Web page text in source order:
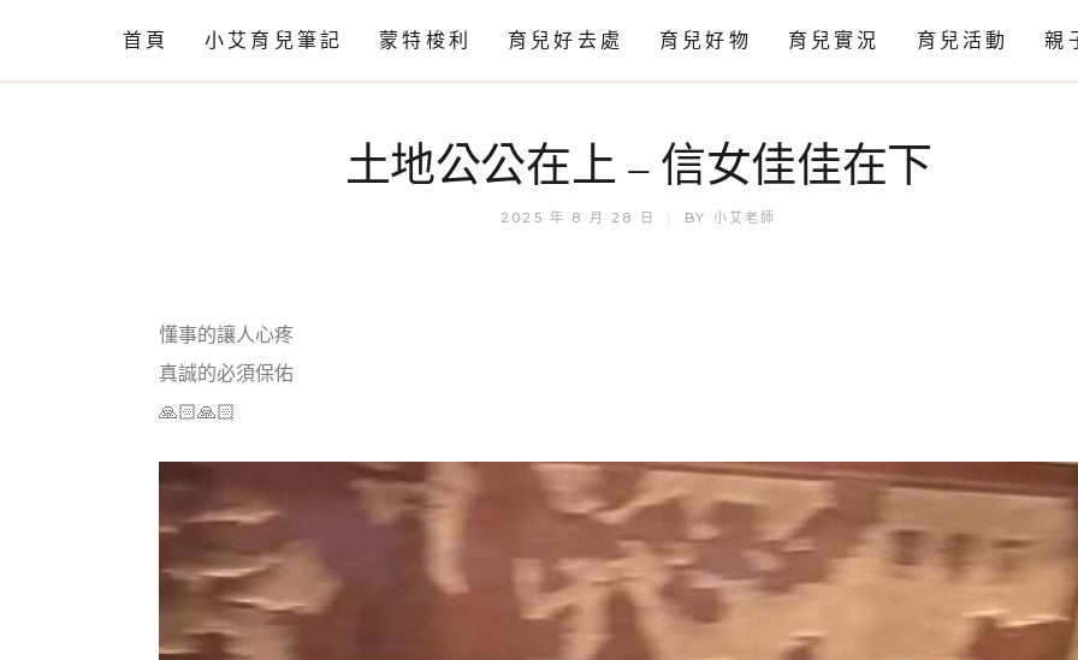
首頁 小艾育兒筆記
自理篇
育兒小技巧
蒙特梭利
相關知識
育兒好去處 育兒好物 育兒實況 育兒活動
科學
親
土地公公在上 – 信女佳佳在下
2025 年 8 月 28 日 BY 小艾老師
懂事的讓人心疼
真誠的必須保佑
🙏🏻🙏🏻